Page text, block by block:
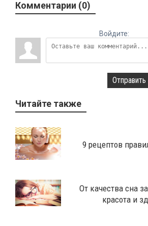
Комментарии (0)
Войдите:
Отправить
Читайте также
9 рецептов
От качества сна
красота и